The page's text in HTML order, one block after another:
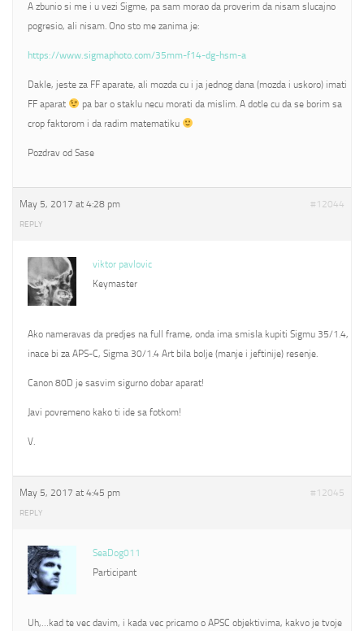
A zbunio si me i u vezi Sigme, pa sam morao da proverim da nisam slucajno
pogresio, ali nisam. Ono sto me zanima je:
https://www.sigmaphoto.com/35mm-f14-dg-hsm-a
Dakle, jeste za FF aparate, ali mozda cu i ja jednog dana (mozda i uskoro) imati
FF aparat
pa bar o staklu necu morati da mislim. A dotle cu da se borim sa
crop faktorom i da radim matematiku
Pozdrav od Sase
May 5, 2017 at 4:28 pm #12044
REPLY
viktor pavlovic
Keymaster
Ako nameravas da predjes na full frame, onda ima smisla kupiti Sigmu 35/1.4,
inace bi za APS-C, Sigma 30/1.4 Art bila bolje (manje i jeftinije) resenje.
Canon 80D je sasvim sigurno dobar aparat!
Javi povremeno kako ti ide sa fotkom!
V.
May 5, 2017 at 4:45 pm #12045
REPLY
SeaDog011
Participant
Uh,…kad te vec davim, i kada vec pricamo o APSC objektivima, kakvo je tvoje